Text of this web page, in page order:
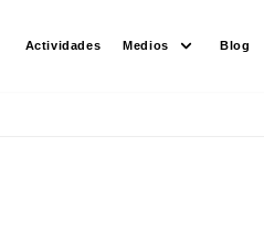
Actividades Medios Blog